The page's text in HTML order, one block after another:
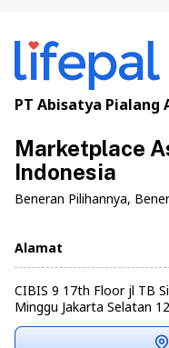
PT Abisatya Pialang
Marketplace
Indonesia
Beneran Pilihannya,
Alamat
CIBIS 9 17th Floor jl TB
Minggu Jakarta Selatan